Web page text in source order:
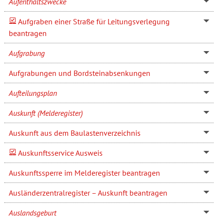
Aufgraben einer Straße für Leitungsverlegung
beantragen
Aufgrabung
Aufgrabungen und Bordsteinabsenkungen
Aufteilungsplan
Auskunft (Melderegister)
Auskunft aus dem Baulastenverzeichnis
Auskunftsservice Ausweis
Auskunftssperre im Melderegister beantragen
Ausländerzentralregister – Auskunft beantragen
Auslandsgeburt